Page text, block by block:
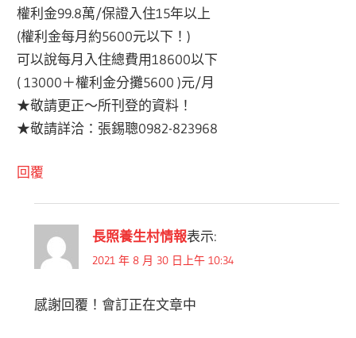
權利金99.8萬/保證入住15年以上
(權利金每月約5600元以下！)
可以說每月入住總費用18600以下
( 13000＋權利金分攤5600 )元/月
★敬請更正～所刊登的資料！
★敬請詳洽：張錫聰0982-823968
回覆
長照養生村情報表示:
2021 年 8 月 30 日上午 10:34
感謝回覆！會訂正在文章中